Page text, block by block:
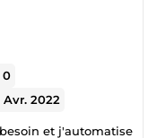
0
Avr. 2022
et j'automatise